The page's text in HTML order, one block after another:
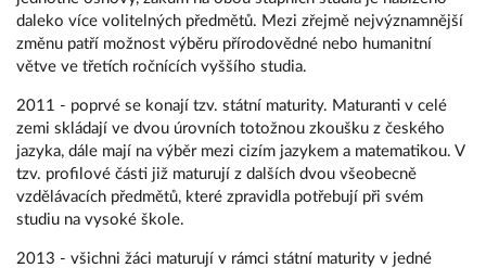
daleko více volitelných předmětů. Mezi zřejmě nejvýznamnější
změnu patří možnost výběru přírodovědné nebo humanitní
větve ve třetích ročnících vyššího studia.
2011 - poprvé se konají tzv. státní maturity. Maturanti v celé
zemi skládají ve dvou úrovních totožnou zkoušku z českého
jazyka, dále mají na výběr mezi cizím jazykem a matematikou. V
tzv. profilové části již maturují z dalších dvou všeobecně
vzdělávacích předmětů, které zpravidla potřebují při svém
studiu na vysoké škole.
2013 - všichni žáci maturují v rámci státní maturity v jedné